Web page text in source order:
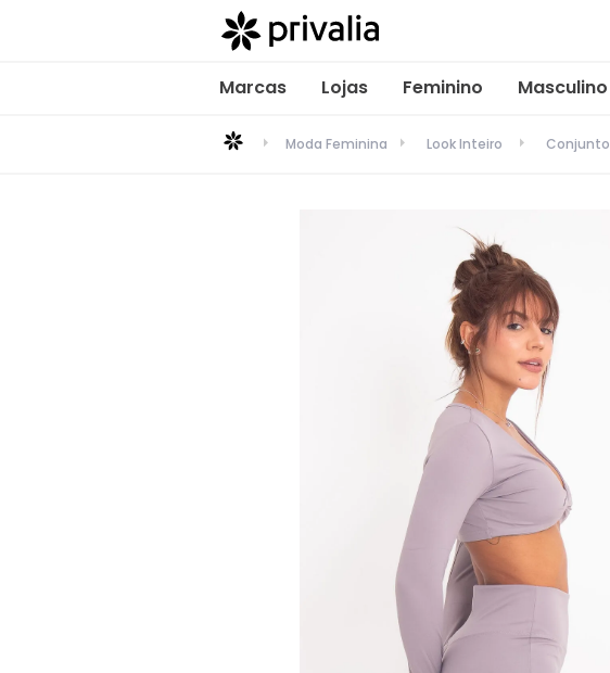
Marcas Lojas Feminino Masculino
Moda Feminina Look Inteiro Conjunto